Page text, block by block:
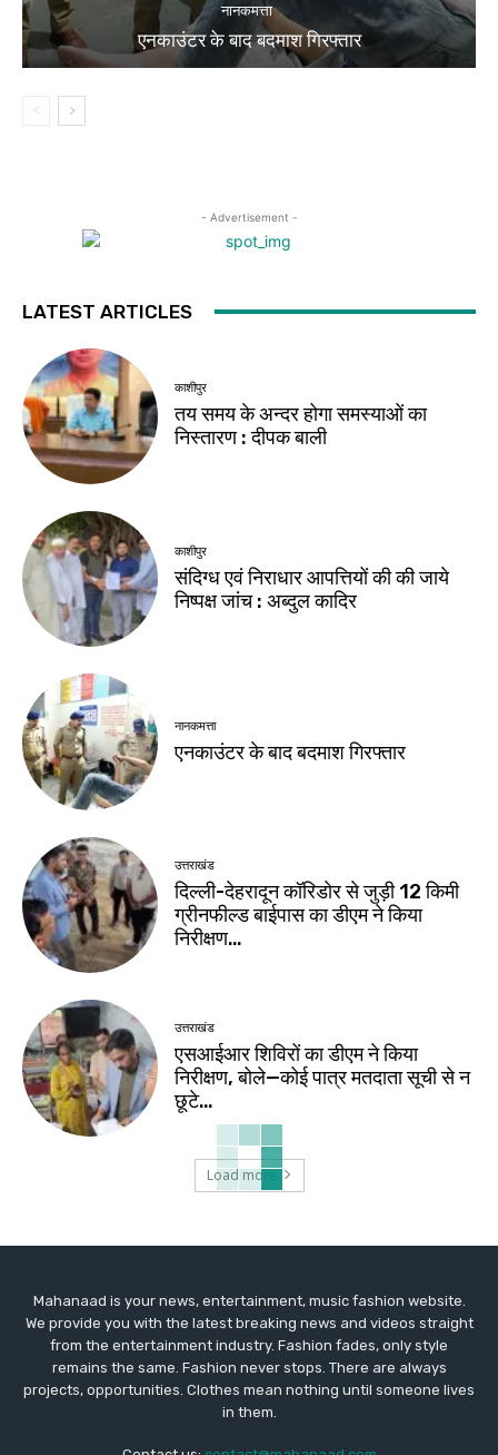
नानकमत्ता
एनकाउंटर के बाद बदमाश गिरफ्तार
- Advertisement -
LATEST ARTICLES
काशीपुर
तय समय के अन्दर होगा समस्याओं का
निस्तारण : दीपक बाली
काशीपुर
संदिग्ध एवं निराधार आपत्तियों की की जाये
निष्पक्ष जांच : अब्दुल कादिर
नानकमत्ता
एनकाउंटर के बाद बदमाश गिरफ्तार
उत्तराखंड
दिल्ली-देहरादून कॉरिडोर से जुड़ी 12 किमी
ग्रीनफील्ड बाईपास का डीएम ने किया
निरीक्षण…
उत्तराखंड
एसआईआर शिविरों का डीएम ने किया
निरीक्षण, बोले—कोई पात्र मतदाता सूची से न
छूटे…
Load more